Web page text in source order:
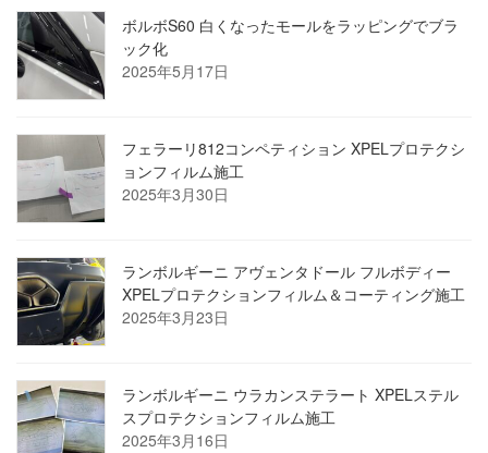
ボルボS60 白くなったモールをラッピングでブラ
ック化
2025年5月17日
フェラーリ812コンペティション XPELプロテクシ
ョンフィルム施工
2025年3月30日
ランボルギーニ アヴェンタドール フルボディー
XPELプロテクションフィルム＆コーティング施工
2025年3月23日
ランボルギーニ ウラカンステラート XPELステル
スプロテクションフィルム施工
2025年3月16日